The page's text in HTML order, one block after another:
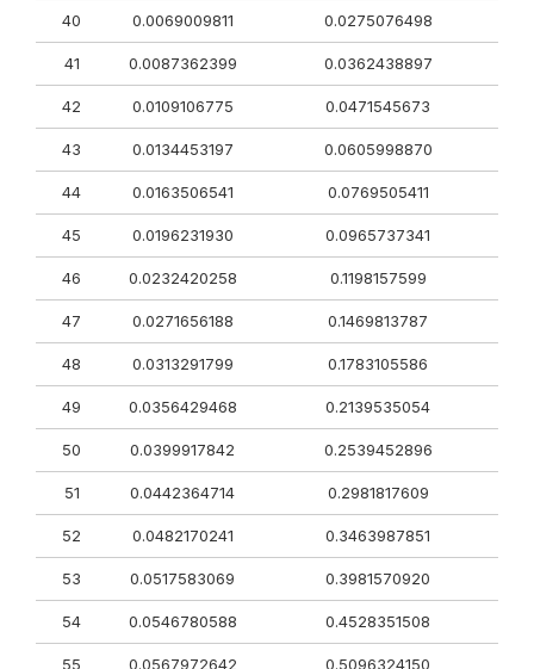
40 0.0069009811 0.0275076498
41 0.0087362399 0.0362438897
42 0.0109106775 0.0471545673
43 0.0134453197 0.0605998870
44 0.0163506541 0.0769505411
45 0.0196231930 0.0965737341
46 0.0232420258 0.1198157599
47 0.0271656188 0.1469813787
48 0.0313291799 0.1783105586
49 0.0356429468 0.2139535054
50 0.0399917842 0.2539452896
51 0.0442364714 0.2981817609
52 0.0482170241 0.3463987851
53 0.0517583069 0.3981570920
54 0.0546780588 0.4528351508
55 0.0567972642 0.5096324150